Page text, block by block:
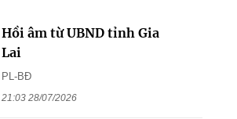
Hồi âm từ UBND tỉnh Gia
Lai
PL-BĐ
21:03 28/07/2026